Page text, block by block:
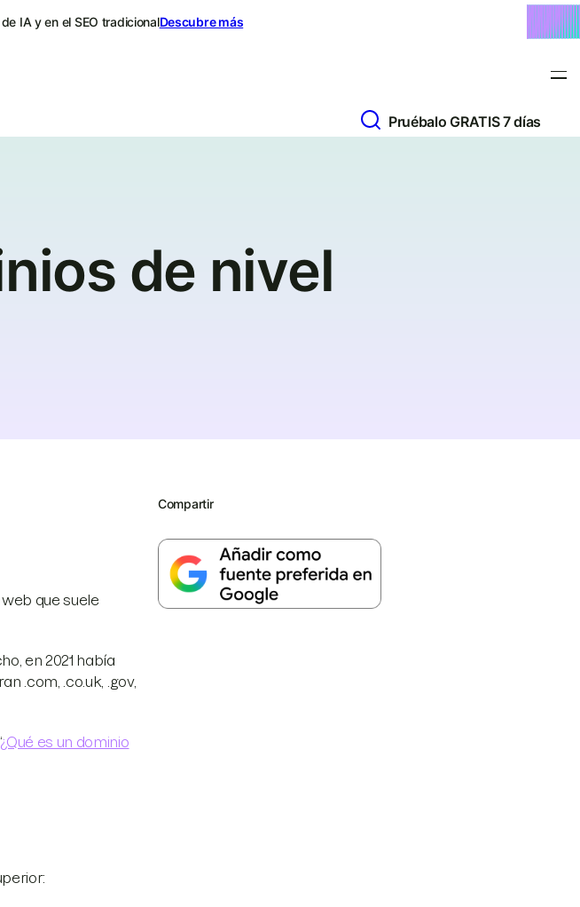
IA y en el SEO tradicionalDescubre más
Pruébalo GRATIS 7 días
de nivel
que suele
en 2021 había
.com, .co.uk, .gov,
¿Qué es un dominio
Compartir